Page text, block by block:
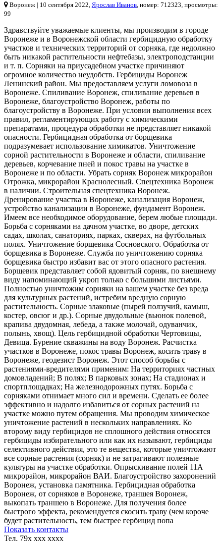
Воронеж | 10 сентября 2022, Ярослав Иванов , номер: 712323, просмотры:
99
Здравствуйте уважаемые клиенты, мы производим в городе
Воронеже и в Воронежской области гербицидную обработку
участков и технических территорий от сорняка, где недолжно
быть никакой растительности нефтебазы, электроподстанции
и т. п. Сорняки на приусадебном участке причиняют
огромное количество неудобств. Гербициды Воронеж
Ленинский район. Мы предоставляем услуги ломовоза в
Воронеже. Спиливание Воронеж, спиливание деревьев в
Воронеже, благоустройство Воронеж, работы по
благоустройству в Воронеже. При условии выполнения всех
правил, регламентирующих работу с химическими
препаратами, процедура обработки не представляет никакой
опасности. Гербицидная обработка от борщевика
подразумевает использование химикатов. Уничтожение
сорной растительности в Воронеже и области, спиливание
деревьев, корчевание пней и покос травы на участке в
Воронеже и по области. Убрать сорняк Воронеж микрорайон
Отрожка, микрорайон Краснолесный. Спецтехника Воронеж
в наличии. Строительная спецтехника Воронеж.
Дренирование участка в Воронеже, канализация Воронеж,
устройство канализации в Воронеже, фундамент Воронеж.
Имеем все необходимое оборудование, берем любые площади.
Борьба с сорняками на дачном участке, во дворе, детских
садах, школах, санаториях, парках, скверах, на футбольных
полях. Уничтожение борщевика Сосновского. Обработка от
борщевика в Воронеже. Служба по уничтожению сорняка
борщевика быстро избавит вас от этого опасного растения.
Борщевик представляет собой ядовитый сорняк, по внешнему
виду напоминающий укроп только с большими листьями.
Полностью уничтожим сорняки на вашем участке без вреда
для культурных растений, истребим вредную сорную
растительность. Сорные злаковые (пырей ползучий, камыш,
костер, овсюг и др.). Сорные двудольные (вьюнок полевой,
крапива двудомная, лебеда, а также молочай, одуванчик,
полынь, хвощ). Цель гербицидной обработки Чертовицы,
Девица. Бурение скважины на воду Воронеж. Расчистка
участков в Воронеже, покос травы Воронеж, косить траву в
Воронеже, геодезист Воронеж. Этот способ борьбы с
растениями-вредителями применим: На территориях частных
домовладений; В полях; В парковых зонах; На стадионах и
спортплощадках; На железнодорожных путях. Борьба с
сорняками отнимает много сил и времени. Сделать ее более
эффективно и надолго избавиться от сорных растений на
участке можно путем обращения. Мы проводим химическое
уничтожение растений в нескольких направлениях. Ко
второму виду гербицидов не сплошного действия относятся
гербициды избирательного или как их называют, гербициды
селективного действия, это те вещества, которые уничтожают
все сорные растения (сорняк) и не затрагивают полезные
культуры на участке обработки. Опрыскивание полей 11А
микрорайон, микрорайон ВАИ. Благоустройство захоронений
Воронеж, установка памятника. Гербицидная обработка
Воронеж, от сорняков в Воронеже, траншея Воронеж,
выкопать траншею в Воронеже. Для получения более
быстрого эффекта, рекомендуется скосить траву (чем короче
будет растительность, тем быстрее гербицид попа
Показать контакты
Тел. 79x xxx xxxx